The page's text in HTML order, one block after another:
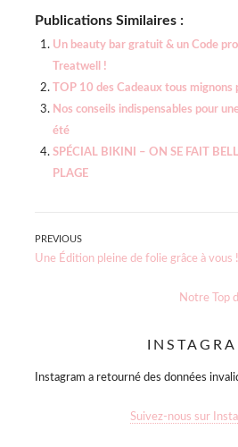
Publications Similaires :
Un beauty bar gratuit & un Code
Treatwell !
TOP 10 des Cadeaux tous mignons
Nos conseils indispensables pour
été
SPÉCIAL BIKINI – ON SE FAIT
PLAGE
Navigation
PREVIOUS
Previous
Une Édition pleine de folie grâce à vous !
Next
Notre Top
Instagram a retourné des données
Suivez-nous sur